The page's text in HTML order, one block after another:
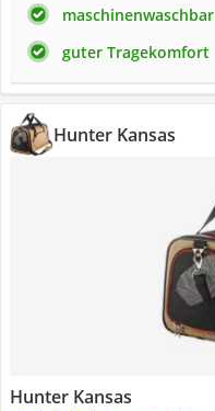
maschinenwaschbar
guter Tragekomfort
Hunter Kansas
Hunter Kansas